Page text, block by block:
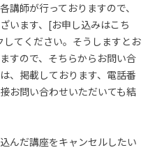
講師が行っておりますので、
います、[お申し込みはこち
てください。そうしますとお
すので、そちらからお問い合
、掲載しております、電話番
お問い合わせいただいても結
んだ講座をキャンセルしたい